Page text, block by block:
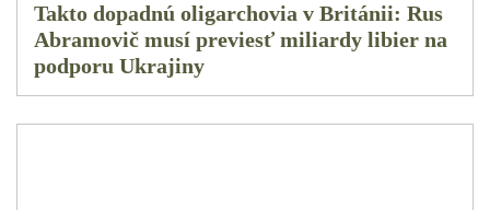
Takto dopadnú oligarchovia v Británii: Rus
Abramovič musí previesť miliardy libier na
podporu Ukrajiny